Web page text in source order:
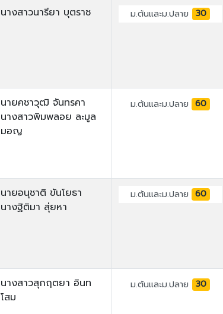
นางสาวนารียา บุตราช ม.ต้นและม.ปลาย 30
นายคชาวุฒิ จันทรคา
นางสาวพิมพลอย ละมูล
มอญ
ม.ต้นและม.ปลาย 60
นายอนุชาติ ขันโยธา
นางฐิติมา สุ่ยหา
ม.ต้นและม.ปลาย 60
นางสาวสุกฤตยา อินท
โสม
ม.ต้นและม.ปลาย 30